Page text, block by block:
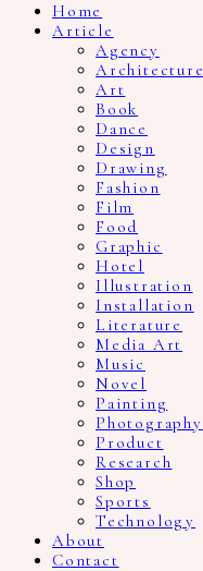
Home
Article
Agency
Architecture
Art
Book
Dance
Design
Drawing
Fashion
Film
Food
Graphic
Hotel
Illustration
Installation
Literature
Media Art
Music
Novel
Painting
Photography
Product
Research
Shop
Sports
Technology
About
Contact